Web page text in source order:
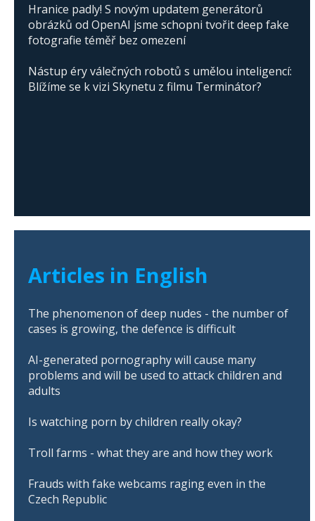
Hranice padly! S novým updatem generátorů
obrázků od OpenAI jsme schopni tvořit deep fake
fotografie téměř bez omezení
Nástup éry válečných robotů s umělou inteligencí:
Blížíme se k vizi Skynetu z filmu Terminátor?
Articles in English
The phenomenon of deep nudes - the number of
cases is growing, the defence is difficult
AI-generated pornography will cause many
problems and will be used to attack children and
adults
Is watching porn by children really okay?
Troll farms - what they are and how they work
Frauds with fake webcams raging even in the
Czech Republic